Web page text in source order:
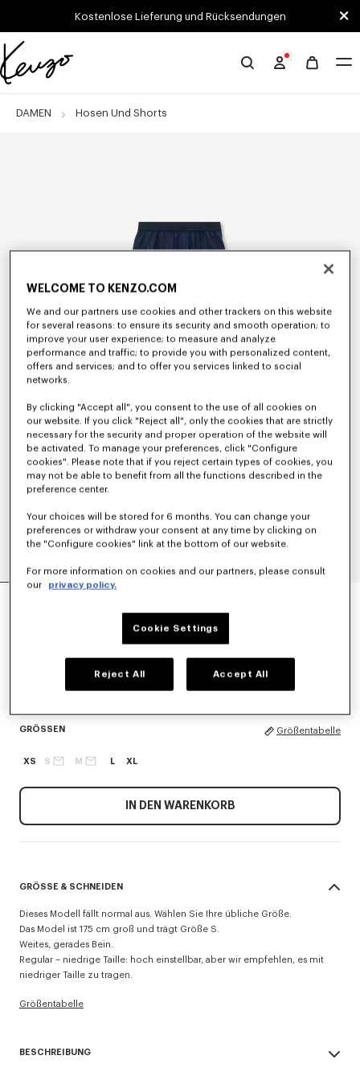
Skip to main content
Skip to footer contentKostenlose Lieferung und Rücksendungen
Offizielle
Website
DAMEN Hosen Und Shorts
ELASTISCHE HOSE AUS SCHURWOLLE
GRÖSSEN Größentabelle
XS S M L XL
IN DEN WARENKORB
GRÖSSE & SCHNEIDEN
Dieses Modell fällt normal aus. Wählen Sie Ihre übliche Größe.
Das Model ist 175 cm groß und trägt Größe S.
Weites, gerades Bein.
Regular – niedrige Taille: hoch einstellbar, aber wir empfehlen, es mit
niedriger Taille zu tragen.
Größentabelle
BESCHREIBUNG
WELCOME TO KENZO.COM
We and our partners use cookies and other trackers on this website
for several reasons: to ensure its security and smooth operation; to
improve your user experience; to measure and analyze
performance and traffic; to provide you with personalized content,
offers and services; and to offer you services linked to social
networks.
By clicking "Accept all", you consent to the use of all cookies on
our website. If you click "Reject all", only the cookies that are strictly
necessary for the security and proper operation of the website will
be activated. To manage your preferences, click "Configure
cookies". Please note that if you reject certain types of cookies, you
may not be able to benefit from all the functions described in the
preference center.
Your choices will be stored for 6 months. You can change your
preferences or withdraw your consent at any time by clicking on
the "Configure cookies" link at the bottom of our website.
For more information on cookies and our partners, please consult
our
privacy policy.
Cookie Settings
Reject All Accept All